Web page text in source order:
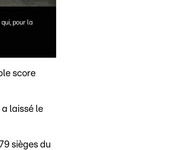
pour la
score
laissé le
sièges du